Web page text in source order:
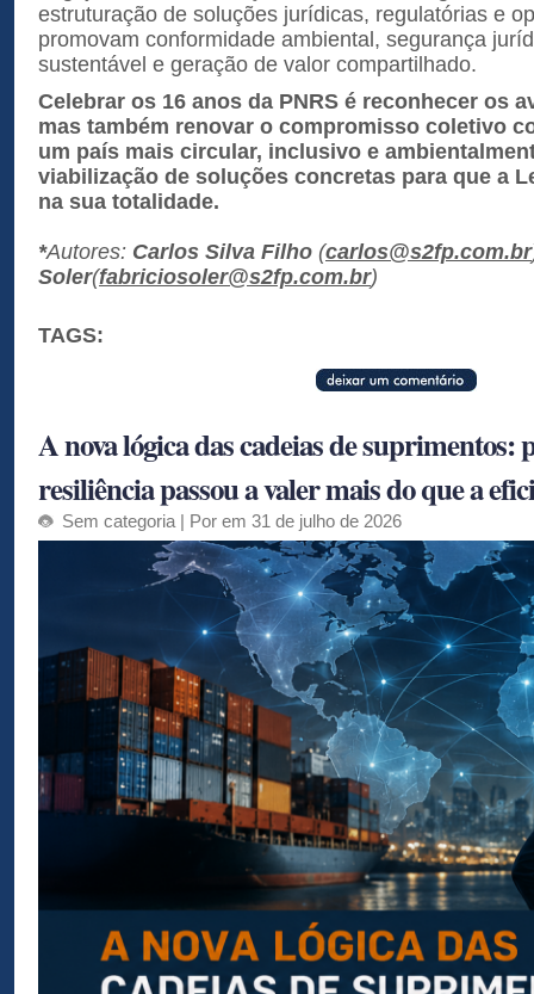
estruturação de soluções jurídicas, regulatórias e
promovam conformidade ambiental, segurança
sustentável e geração de valor compartilhado.
Celebrar os 16 anos da PNRS é reconhecer os
mas também renovar o compromisso coletivo
um país mais circular, inclusivo e
viabilização de soluções concretas para que a
na sua totalidade.
*Autores: Carlos Silva Filho (carlos@s2fp.com.br
Soler(fabriciosoler@s2fp.com.br)
TAGS:
A nova lógica das cadeias de suprimentos:
resiliência passou a valer mais do que a
Sem categoria | Por em 31 de julho de 2026